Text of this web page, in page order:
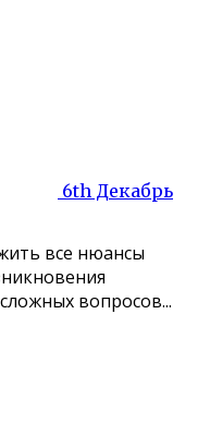
6th Декабрь
все нюансы
вопросов...